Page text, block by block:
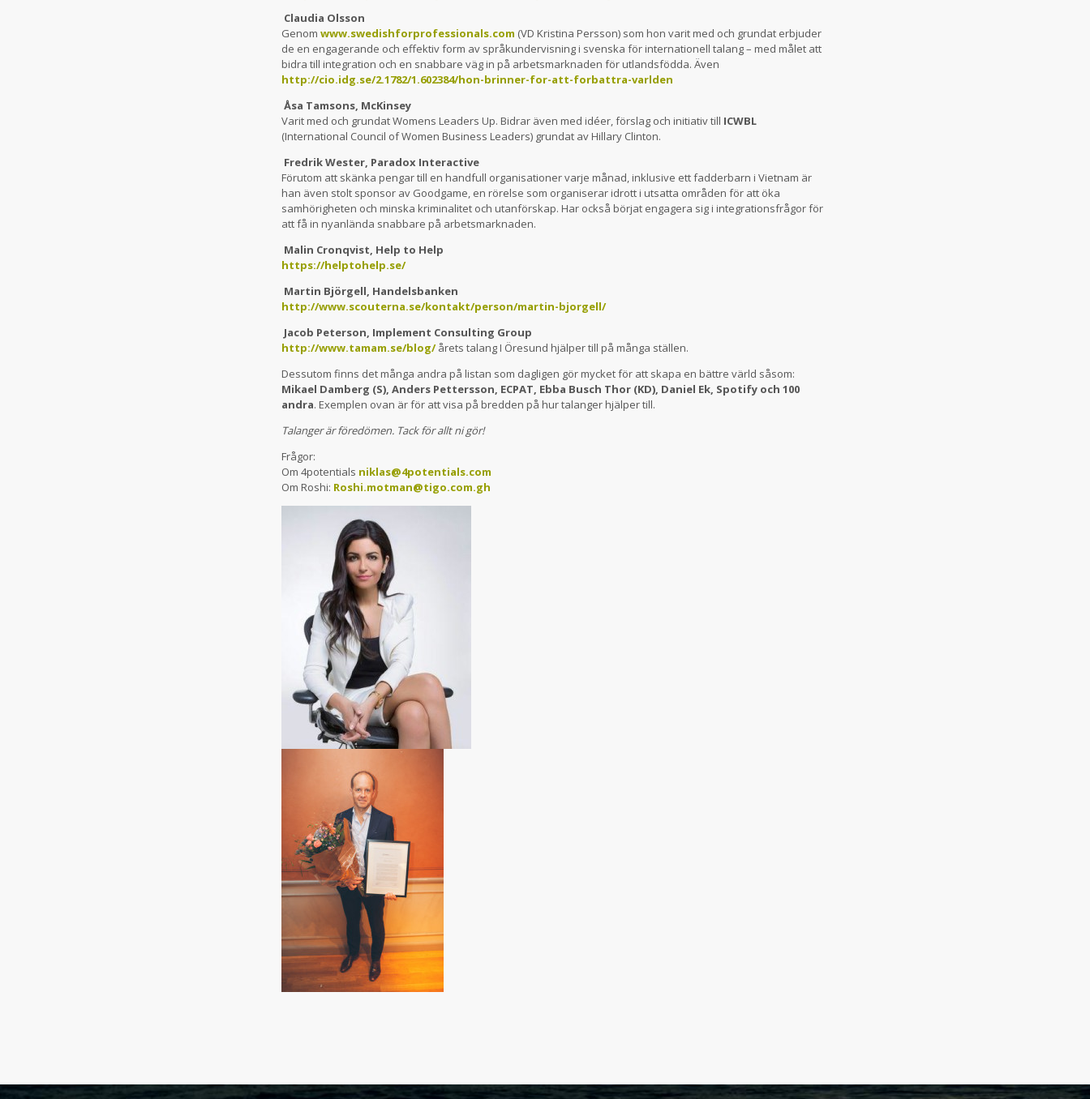
Claudia Olsson
Genom www.swedishforprofessionals.com (VD Kristina Persson) som hon varit med och grundat erbjuder
de en engagerande och effektiv form av språkundervisning i svenska för internationell talang – med målet att
bidra till integration och en snabbare väg in på arbetsmarknaden för utlandsfödda. Även
http://cio.idg.se/2.1782/1.602384/hon-brinner-for-att-forbattra-varlden
Åsa Tamsons, McKinsey
Varit med och grundat Womens Leaders Up. Bidrar även med idéer, förslag och initiativ till ICWBL
(International Council of Women Business Leaders) grundat av Hillary Clinton.
Fredrik Wester, Paradox Interactive
Förutom att skänka pengar till en handfull organisationer varje månad, inklusive ett fadderbarn i Vietnam är
han även stolt sponsor av Goodgame, en rörelse som organiserar idrott i utsatta områden för att öka
samhörigheten och minska kriminalitet och utanförskap. Har också börjat engagera sig i integrationsfrågor för
att få in nyanlända snabbare på arbetsmarknaden.
Malin Cronqvist, Help to Help
https://helptohelp.se/
Martin Björgell, Handelsbanken
http://www.scouterna.se/kontakt/person/martin-bjorgell/
Jacob Peterson, Implement Consulting Group
http://www.tamam.se/blog/årets talang I Öresund hjälper till på många ställen.
Dessutom finns det många andra på listan som dagligen gör mycket för att skapa en bättre värld såsom:
Mikael Damberg (S), Anders Pettersson, ECPAT, Ebba Busch Thor (KD), Daniel Ek, Spotify och 100
andra. Exemplen ovan är för att visa på bredden på hur talanger hjälper till.
Talanger är föredömen. Tack för allt ni gör!
Frågor:
Om 4potentials niklas@4potentials.com
Om Roshi: Roshi.motman@tigo.com.gh